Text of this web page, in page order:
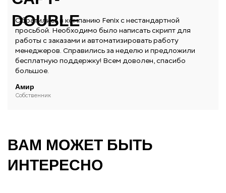
Обратились в компанию Fenix с нестандартной
просьбой. Необходимо было написать скрипт для
работы с заказами и автоматизировать работу
менеджеров. Справились за неделю и предложили
бесплатную поддержку! Всем доволен, спасибо
большое.
Амир
Собственник
ВАМ МОЖЕТ БЫТЬ
ИНТЕРЕСНО